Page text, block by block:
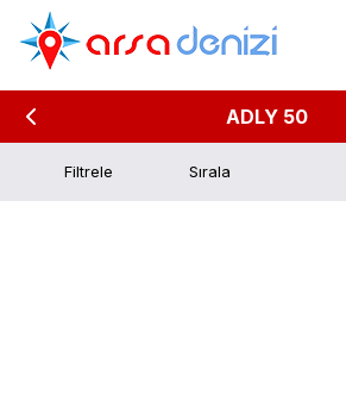
ADLY 50
Filtrele